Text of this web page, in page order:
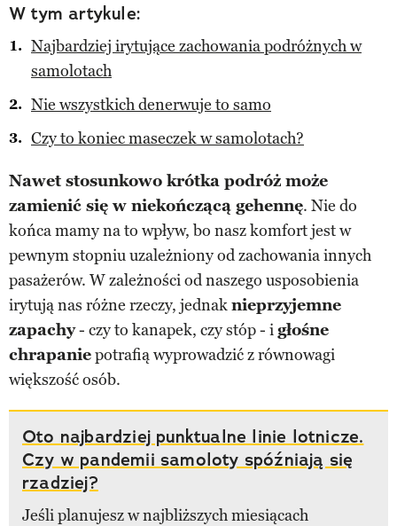
W tym artykule:
Najbardziej irytujące zachowania podróżnych w
samolotach
Nie wszystkich denerwuje to samo
Czy to koniec maseczek w samolotach?
Nawet stosunkowo krótka podróż może
zamienić się w niekończącą gehennę. Nie do
końca mamy na to wpływ, bo nasz komfort jest w
pewnym stopniu uzależniony od zachowania innych
pasażerów. W zależności od naszego usposobienia
irytują nas różne rzeczy, jednaknieprzyjemne
zapachy- czy to kanapek, czy stóp - igłośne
chrapaniepotrafią wyprowadzić z równowagi
większość osób.
Oto najbardziej punktualne linie lotnicze.
Czy w pandemii samoloty spóźniają się
rzadziej?
Jeśli planujesz w najbliższych miesiącach